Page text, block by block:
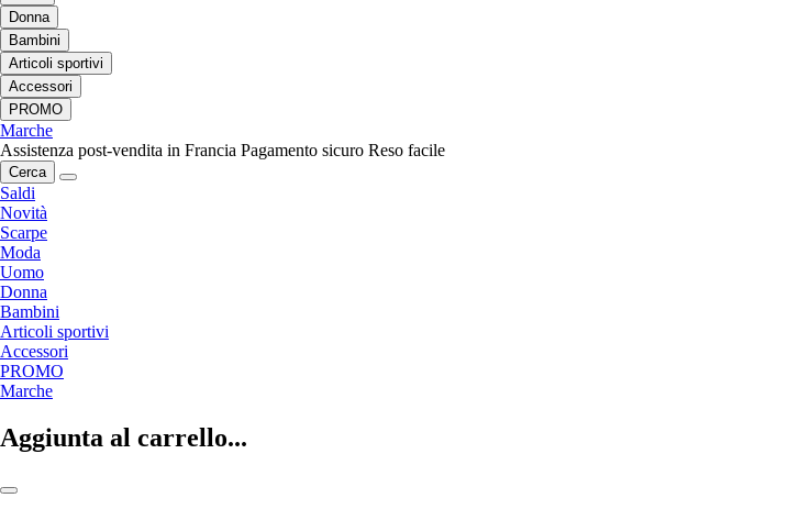
Donna
Bambini
Articoli sportivi
Accessori
PROMO
Marche
Assistenza post-vendita in Francia Pagamento sicuro Reso facile
Cerca
Saldi
Novità
Scarpe
Moda
Uomo
Donna
Bambini
Articoli sportivi
Accessori
PROMO
Marche
Aggiunta al carrello...